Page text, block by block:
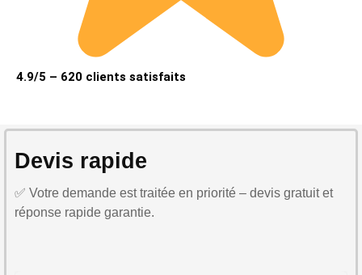
4.9/5 – 620 clients satisfaits
Devis rapide
✅ Votre demande est traitée en priorité – devis gratuit et
réponse rapide garantie.